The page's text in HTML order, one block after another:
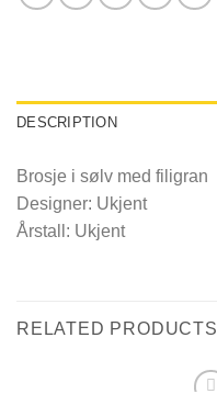
DESCRIPTION
Brosje i sølv med filigran
Designer: Ukjent
Årstall: Ukjent
RELATED PRODUCTS